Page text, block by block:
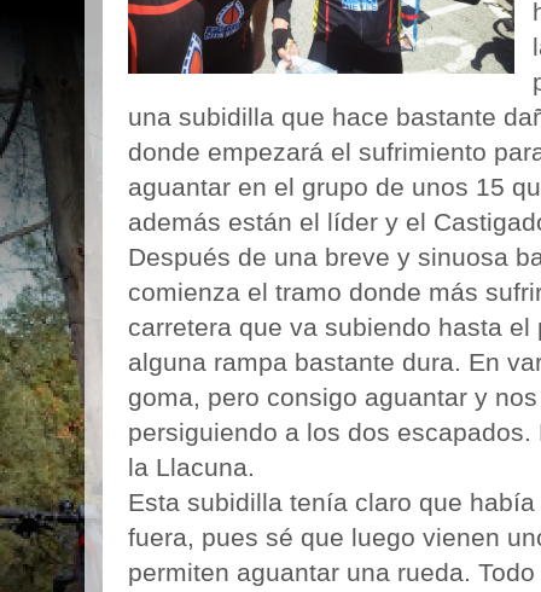
una subidilla que hace bastante
donde empezará el sufrimiento
aguantar en el grupo de unos 15
además están el líder y el
Después de una breve y sinuosa
comienza el tramo donde más
carretera que va subiendo hasta
alguna rampa bastante dura. En
goma, pero consigo aguantar y
persiguiendo a los dos
la Llacuna.
Esta subidilla tenía claro que
fuera, pues sé que luego vienen
permiten aguantar una rueda.